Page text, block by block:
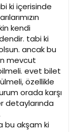
ki içerisinde
kendi
tabi ki
ancak bu
mevcut
evet bilet
özellikle
orada karşı
detaylarında
bu akşam ki